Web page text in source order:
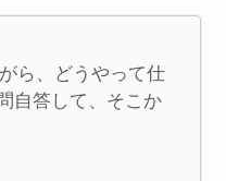
ら、どうやって仕
自答して、そこか